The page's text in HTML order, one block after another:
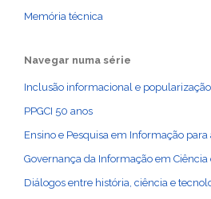
Memória técnica
Navegar numa série
Inclusão informacional e
PPGCI 50 anos
Ensino e Pesquisa em Informação para
Governança da Informação em Ciência
Diálogos entre história, ciência e